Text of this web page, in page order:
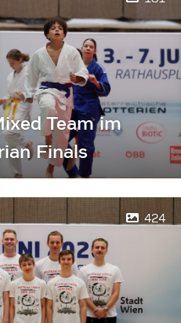
Team im
Finals
424